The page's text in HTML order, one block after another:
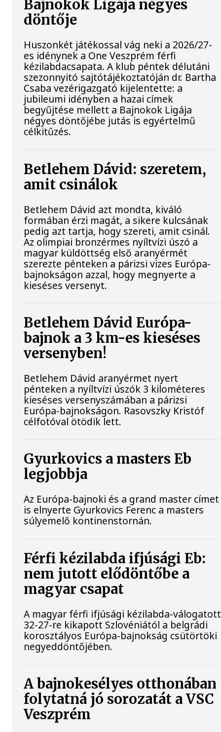
Bajnokok Ligája négyes
döntője
Huszonkét játékossal vág neki a 2026/27-
es idénynek a One Veszprém férfi
kézilabdacsapata. A klub péntek délutáni
szezonnyitó sajtótájékoztatóján dr. Bartha
Csaba vezérigazgató kijelentette: a
jubileumi idényben a hazai címek
begyűjtése mellett a Bajnokok Ligája
négyes döntőjébe jutás is egyértelmű
célkitűzés.
Betlehem Dávid: szeretem,
amit csinálok
Betlehem Dávid azt mondta, kiváló
formában érzi magát, a sikere kulcsának
pedig azt tartja, hogy szereti, amit csinál.
Az olimpiai bronzérmes nyíltvízi úszó a
magyar küldöttség első aranyérmét
szerezte pénteken a párizsi vizes Európa-
bajnokságon azzal, hogy megnyerte a
kieséses versenyt.
Betlehem Dávid Európa-
bajnok a 3 km-es kieséses
versenyben!
Betlehem Dávid aranyérmet nyert
pénteken a nyíltvízi úszók 3 kilométeres
kieséses versenyszámában a párizsi
Európa-bajnokságon. Rasovszky Kristóf
célfotóval ötödik lett.
Gyurkovics a masters Eb
legjobbja
Az Európa-bajnoki és a grand master címet
is elnyerte Gyurkovics Ferenc a masters
súlyemelő kontinenstornán.
Férfi kézilabda ifjúsági Eb:
nem jutott elődöntőbe a
magyar csapat
A magyar férfi ifjúsági kézilabda-válogatott
32-27-re kikapott Szlovéniától a belgrádi
korosztályos Európa-bajnokság csütörtöki
negyeddöntőjében.
A bajnokesélyes otthonában
folytatná jó sorozatát a VSC
Veszprém